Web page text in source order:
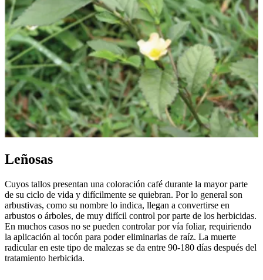
Leñosas
Cuyos tallos presentan una coloración café durante la mayor parte
de su ciclo de vida y difícilmente se quiebran. Por lo general son
arbustivas, como su nombre lo indica, llegan a convertirse en
arbustos o árboles, de muy difícil control por parte de los herbicidas.
En muchos casos no se pueden controlar por vía foliar, requiriendo
la aplicación al tocón para poder eliminarlas de raíz. La muerte
radicular en este tipo de malezas se da entre 90-180 días después del
tratamiento herbicida.